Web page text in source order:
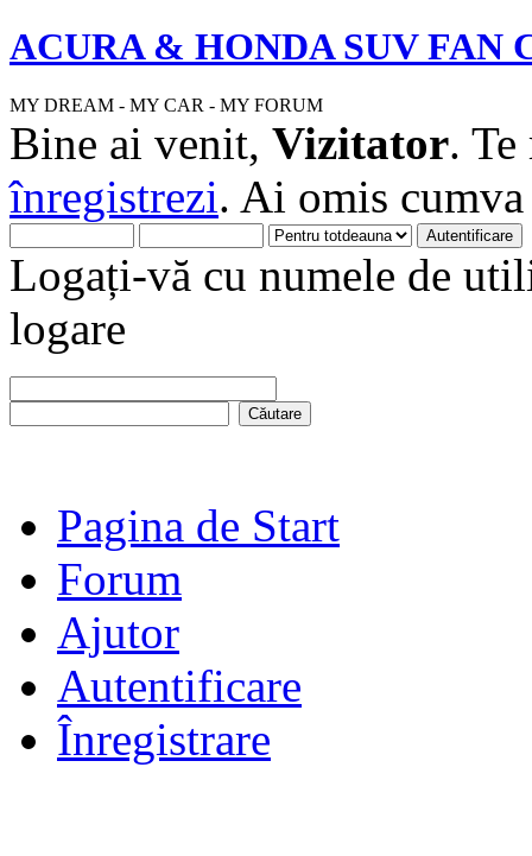
ACURA & HONDA SUV FAN
MY DREAM - MY CAR - MY FORUM
Bine ai venit, Vizitator.
înregistrezi. Ai omis
Logați-vă cu numele de
logare
Pagina de Start
Forum
Ajutor
Autentificare
Înregistrare